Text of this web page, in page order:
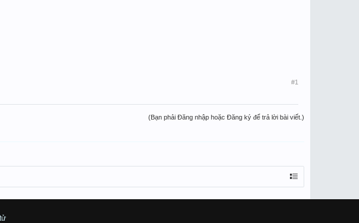
#1
(Bạn phải Đăng nhập hoặc Đăng ký để trả lời bài viết.)